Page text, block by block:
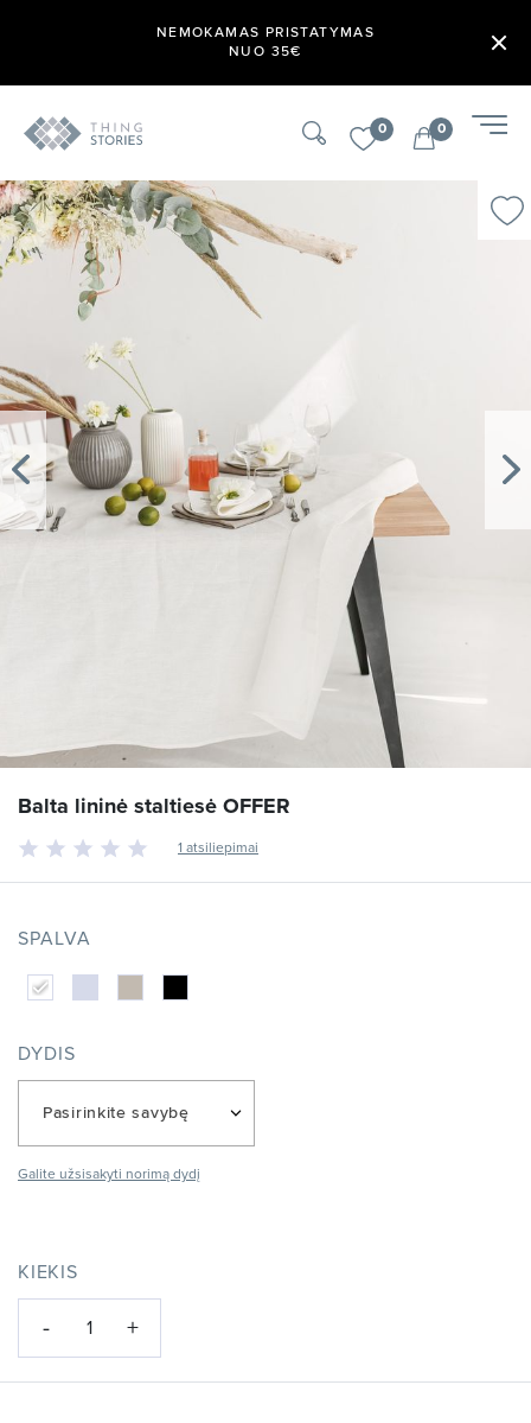
NEMOKAMAS PRISTATYMAS
NUO 35€
0 0
Balta lininė staltiesė OFFER
1 atsiliepimai
SPALVA
DYDIS
Pasirinkite savybę
Galite užsisakyti norimą dydį
KIEKIS
- 1 +